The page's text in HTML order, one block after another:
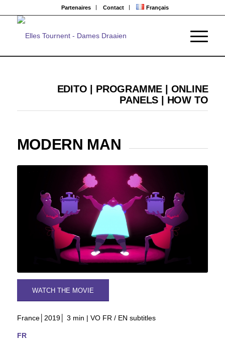
Partenaires Contact Français
EDITO PROGRAMME
ONLINE
PANELS
HOW TO
MODERN MAN
WATCH THE MOVIE
France│2019│ 3 min | VO FR / EN subtitles
FR